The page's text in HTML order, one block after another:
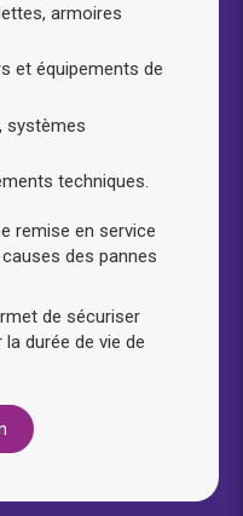
armoires
et équipements de
systèmes
techniques.
remise en service
des pannes
de sécuriser
durée de vie de